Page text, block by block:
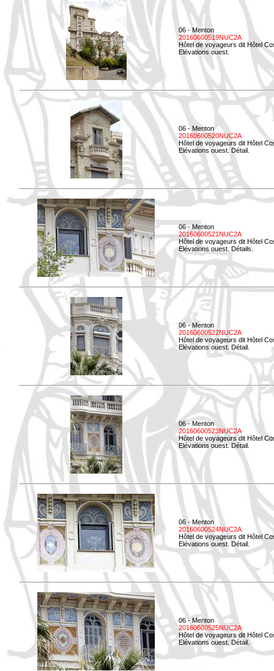
06 - Menton
20160600519NUC2A
Hôtel de voyageurs dit Hôtel
Elévations ouest.
06 - Menton
20160600520NUC2A
Hôtel de voyageurs dit Hôtel
Elévations ouest. Détail.
06 - Menton
20160600521NUC2A
Hôtel de voyageurs dit Hôtel
Elévations ouest. Détails.
06 - Menton
20160600522NUC2A
Hôtel de voyageurs dit Hôtel
Elévations ouest. Détail.
06 - Menton
20160600523NUC2A
Hôtel de voyageurs dit Hôtel
Elévations ouest. Détail.
06 - Menton
20160600524NUC2A
Hôtel de voyageurs dit Hôtel
Elévations ouest. Détail.
06 - Menton
20160600525NUC2A
Hôtel de voyageurs dit Hôtel
Elévations ouest. Détail.